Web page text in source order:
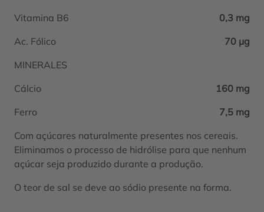
Vitamina B6
0,3 mg
Ac. Fólico
70 μg
MINERALES
Cálcio
160 mg
Ferro
7,5 mg
Com açúcares naturalmente presentes nos cereais.
Eliminamos o processo de hidrólise para que nenhum
açúcar seja produzido durante a produção.
O teor de sal se deve ao sódio presente na forma.